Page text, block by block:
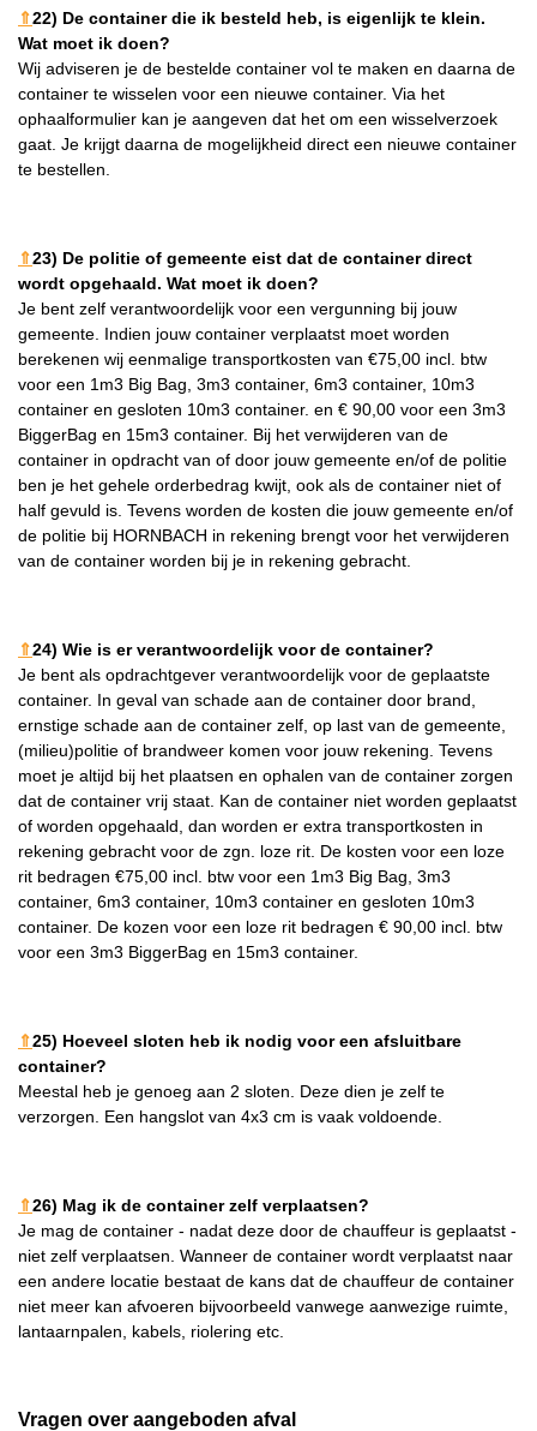
⇑22) De container die ik besteld heb, is eigenlijk te klein.
Wat moet ik doen?
Wij adviseren je de bestelde container vol te maken en daarna de
container te wisselen voor een nieuwe container. Via het
ophaalformulier kan je aangeven dat het om een wisselverzoek
gaat. Je krijgt daarna de mogelijkheid direct een nieuwe container
te bestellen.
⇑23) De politie of gemeente eist dat de container direct
wordt opgehaald. Wat moet ik doen?
Je bent zelf verantwoordelijk voor een vergunning bij jouw
gemeente. Indien jouw container verplaatst moet worden
berekenen wij eenmalige transportkosten van €75,00 incl. btw
voor een 1m3 Big Bag, 3m3 container, 6m3 container, 10m3
container en gesloten 10m3 container. en € 90,00 voor een 3m3
BiggerBag en 15m3 container. Bij het verwijderen van de
container in opdracht van of door jouw gemeente en/of de politie
ben je het gehele orderbedrag kwijt, ook als de container niet of
half gevuld is. Tevens worden de kosten die jouw gemeente en/of
de politie bij HORNBACH in rekening brengt voor het verwijderen
van de container worden bij je in rekening gebracht.
⇑24) Wie is er verantwoordelijk voor de container?
Je bent als opdrachtgever verantwoordelijk voor de geplaatste
container. In geval van schade aan de container door brand,
ernstige schade aan de container zelf, op last van de gemeente,
(milieu)politie of brandweer komen voor jouw rekening. Tevens
moet je altijd bij het plaatsen en ophalen van de container zorgen
dat de container vrij staat. Kan de container niet worden geplaatst
of worden opgehaald, dan worden er extra transportkosten in
rekening gebracht voor de zgn. loze rit. De kosten voor een loze
rit bedragen €75,00 incl. btw voor een 1m3 Big Bag, 3m3
container, 6m3 container, 10m3 container en gesloten 10m3
container. De kozen voor een loze rit bedragen € 90,00 incl. btw
voor een 3m3 BiggerBag en 15m3 container.
⇑25) Hoeveel sloten heb ik nodig voor een afsluitbare
container?
Meestal heb je genoeg aan 2 sloten. Deze dien je zelf te
verzorgen. Een hangslot van 4x3 cm is vaak voldoende.
⇑26) Mag ik de container zelf verplaatsen?
Je mag de container - nadat deze door de chauffeur is geplaatst -
niet zelf verplaatsen. Wanneer de container wordt verplaatst naar
een andere locatie bestaat de kans dat de chauffeur de container
niet meer kan afvoeren bijvoorbeeld vanwege aanwezige ruimte,
lantaarnpalen, kabels, riolering etc.
Vragen over aangeboden afval